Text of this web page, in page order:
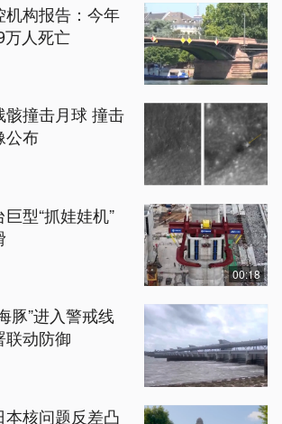
构报告：今年
万人死亡
撞击月球 撞击
公布
型“抓娃娃机”
00:18
豚”进入警戒线
联动防御
核问题反差凸